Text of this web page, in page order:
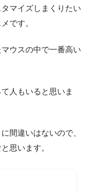
マイズしまくりたい
です。
ウスの中で一番高い
人もいると思いま
間違いはないので、
思います。